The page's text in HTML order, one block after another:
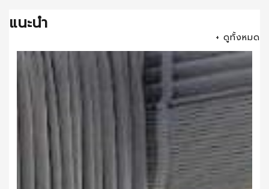
แนะนำ
+ ดูทั้งหมด